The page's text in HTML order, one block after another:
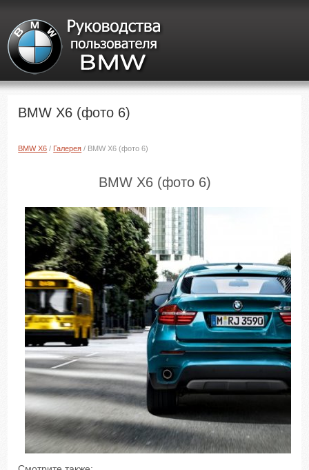
BMW X6 (фото 6)
BMW X6 / Галерея / BMW X6 (фото 6)
BMW X6 (фото 6)